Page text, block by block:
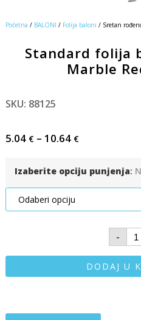
Početna / BALONI / Folija baloni / Sretan
Standard folija
Marble
SKU: 88125
5.04 €– 10.64 €
Izaberite opciju punjenja:
-
DODAJ U